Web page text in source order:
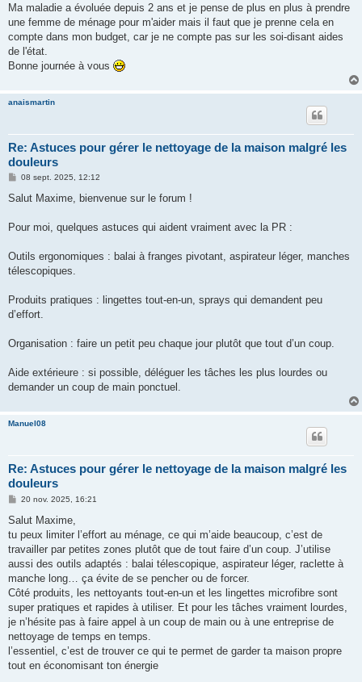
Ma maladie a évoluée depuis 2 ans et je pense de plus en plus à prendre
une femme de ménage pour m'aider mais il faut que je prenne cela en
compte dans mon budget, car je ne compte pas sur les soi-disant aides
de l'état.
Bonne journée à vous
anaismartin
Re: Astuces pour gérer le nettoyage de la maison malgré les
douleurs
M
s
g
08 sept. 2025, 12:12
Salut Maxime, bienvenue sur le forum !
Pour moi, quelques astuces qui aident vraiment avec la PR :
Outils ergonomiques : balai à franges pivotant, aspirateur léger, manches
télescopiques.
Produits pratiques : lingettes tout-en-un, sprays qui demandent peu
d’effort.
Organisation : faire un petit peu chaque jour plutôt que tout d’un coup.
Aide extérieure : si possible, déléguer les tâches les plus lourdes ou
demander un coup de main ponctuel.
Manuel08
Re: Astuces pour gérer le nettoyage de la maison malgré les
douleurs
M
s
a
g
20 nov. 2025, 16:21
Salut Maxime,
tu peux limiter l’effort au ménage, ce qui m’aide beaucoup, c’est de
travailler par petites zones plutôt que de tout faire d’un coup. J’utilise
aussi des outils adaptés : balai télescopique, aspirateur léger, raclette à
manche long… ça évite de se pencher ou de forcer.
Côté produits, les nettoyants tout-en-un et les lingettes microfibre sont
super pratiques et rapides à utiliser. Et pour les tâches vraiment lourdes,
je n’hésite pas à faire appel à un coup de main ou à une entreprise de
nettoyage de temps en temps.
l’essentiel, c’est de trouver ce qui te permet de garder ta maison propre
tout en économisant ton énergie